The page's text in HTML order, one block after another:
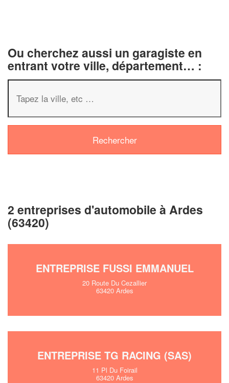
Ou cherchez aussi un garagiste en
entrant votre ville, département… :
2 entreprises d'automobile à Ardes
(63420)
ENTREPRISE FUSSI EMMANUEL
20 Route Du Cezallier
63420 Ardes
ENTREPRISE TG RACING (SAS)
11 Pl Du Foirail
63420 Ardes
✕
Augmentez votrechiffre